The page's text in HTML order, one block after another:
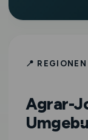
📍 REGIONEN
Agrar-